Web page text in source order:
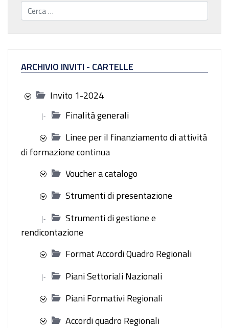
Cerca...
ARCHIVIO INVITI - CARTELLE
Invito 1-2024
|-
Finalità generali
Linee per il finanziamento di attività
di formazione continua
Voucher a catalogo
Strumenti di presentazione
|-
Strumenti di gestione e
rendicontazione
Format Accordi Quadro Regionali
|-
Piani Settoriali Nazionali
Piani Formativi Regionali
Accordi quadro Regionali